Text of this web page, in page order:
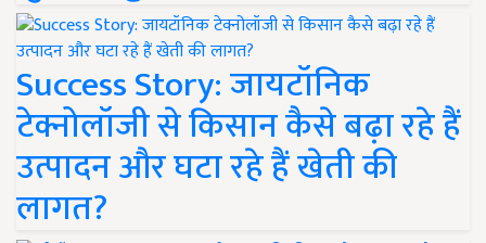
Success Story: जायटॉनिक
टेक्नोलॉजी से किसान कैसे बढ़ा रहे हैं
उत्पादन और घटा रहे हैं खेती की
लागत?